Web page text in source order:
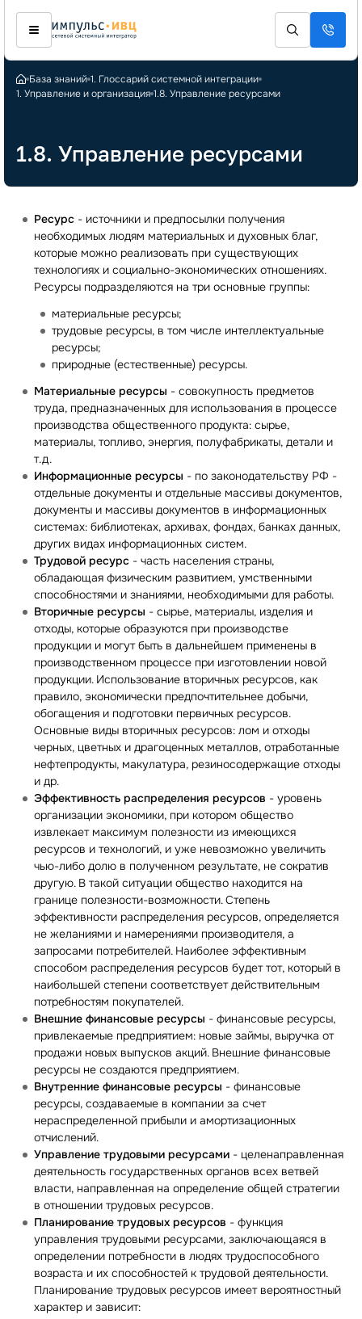
База знаний 1. Глоссарий системной интеграции
1. Управление и организация 1.8. Управление ресурсами
1.8. Управление ресурсами
Ресурс - источники и предпосылки получения
необходимых людям материальных и духовных благ,
которые можно реализовать при существующих
технологиях и социально-экономических отношениях.
Ресурсы подразделяются на три основные группы:
материальные ресурсы;
трудовые ресурсы, в том числе интеллектуальные
ресурсы;
природные (естественные) ресурсы.
Материальные ресурсы - совокупность предметов
труда, предназначенных для использования в процессе
производства общественного продукта: сырье,
материалы, топливо, энергия, полуфабрикаты, детали и
т.д.
Информационные ресурсы - по законодательству РФ -
отдельные документы и отдельные массивы документов,
документы и массивы документов в информационных
системах: библиотеках, архивах, фондах, банках данных,
других видах информационных систем.
Трудовой ресурс - часть населения страны,
обладающая физическим развитием, умственными
способностями и знаниями, необходимыми для работы.
Вторичные ресурсы - сырье, материалы, изделия и
отходы, которые образуются при производстве
продукции и могут быть в дальнейшем применены в
производственном процессе при изготовлении новой
продукции. Использование вторичных ресурсов, как
правило, экономически предпочтительнее добычи,
обогащения и подготовки первичных ресурсов.
Основные виды вторичных ресурсов: лом и отходы
черных, цветных и драгоценных металлов, отработанные
нефтепродукты, макулатура, резиносодержащие отходы
и др.
Эффективность распределения ресурсов - уровень
организации экономики, при котором общество
извлекает максимум полезности из имеющихся
ресурсов и технологий, и уже невозможно увеличить
чью-либо долю в полученном результате, не сократив
другую. В такой ситуации общество находится на
границе полезности-возможности. Степень
эффективности распределения ресурсов, определяется
не желаниями и намерениями производителя, а
запросами потребителей. Наиболее эффективным
способом распределения ресурсов будет тот, который в
наибольшей степени соответствует действительным
потребностям покупателей.
Внешние финансовые ресурсы - финансовые ресурсы,
привлекаемые предприятием: новые займы, выручка от
продажи новых выпусков акций. Внешние финансовые
ресурсы не создаются предприятием.
Внутренние финансовые ресурсы - финансовые
ресурсы, создаваемые в компании за счет
нераспределенной прибыли и амортизационных
отчислений.
Управление трудовыми ресурсами - целенаправленная
деятельность государственных органов всех ветвей
власти, направленная на определение общей стратегии
в отношении трудовых ресурсов.
Планирование трудовых ресурсов - функция
управления трудовыми ресурсами, заключающаяся в
определении потребности в людях трудоспособного
возраста и их способностей к трудовой деятельности.
Планирование трудовых ресурсов имеет вероятностный
характер и зависит: